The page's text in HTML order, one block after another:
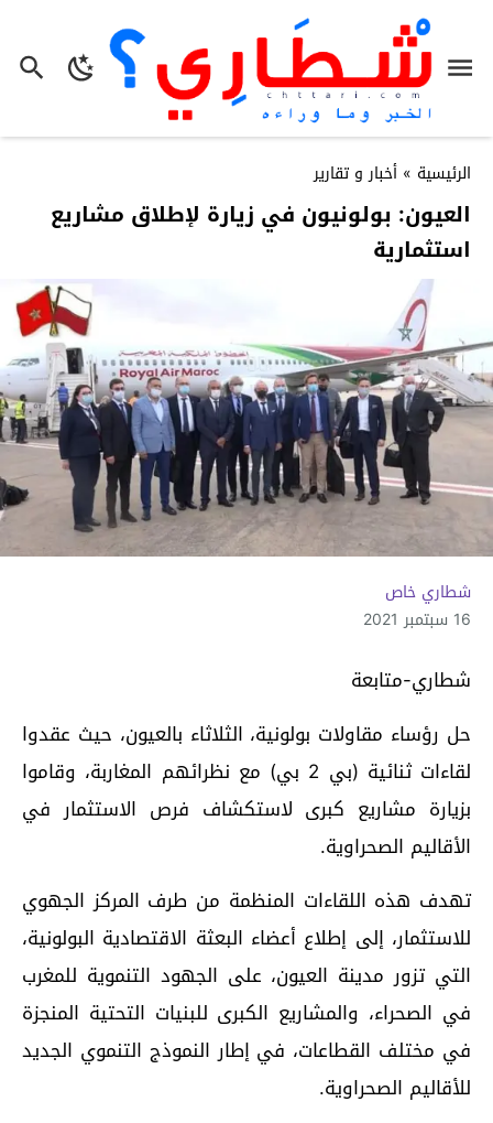
الرئيسية » أخبار و تقارير
العيون: بولونيون في زيارة لإطلاق مشاريع
استثمارية
شطاري خاص
16 سبتمبر 2021
شطاري-متابعة
حل رؤساء مقاولات بولونية، الثلاثاء بالعيون، حيث عقدوا
لقاءات ثنائية (بي 2 بي) مع نظرائهم المغاربة، وقاموا
بزيارة مشاريع كبرى لاستكشاف فرص الاستثمار في
الأقاليم الصحراوية.
تهدف هذه اللقاءات المنظمة من طرف المركز الجهوي
للاستثمار، إلى إطلاع أعضاء البعثة الاقتصادية البولونية،
التي تزور مدينة العيون، على الجهود التنموية للمغرب
في الصحراء، والمشاريع الكبرى للبنيات التحتية المنجزة
في مختلف القطاعات، في إطار النموذج التنموي الجديد
للأقاليم الصحراوية.